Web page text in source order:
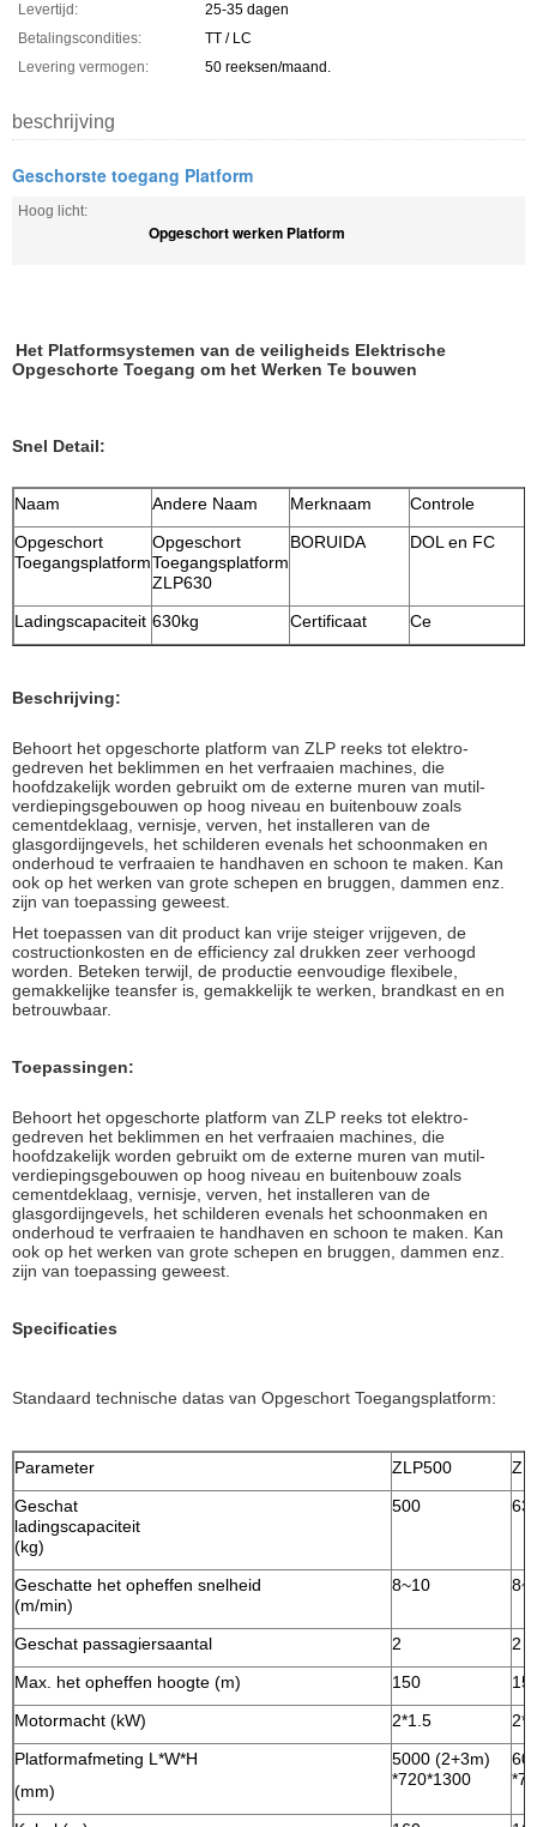
Levertijd:
25-35 dagen
Betalingscondities:
TT / LC
Levering vermogen:
50 reeksen/maand.
beschrijving
Geschorste toegang Platform
Hoog licht:
Opgeschort werken Platform
Het Platformsystemen van de veiligheids Elektrische
Opgeschorte Toegang om het Werken Te bouwen
Snel Detail:
Naam Andere Naam Merknaam
Controle
Opgeschort
Toegangsplatform
Opgeschort
Toegangsplatform
ZLP630
BORUIDA DOL en FC
Ladingscapaciteit 630kg Certificaat Ce
Beschrijving:
Behoort het opgeschorte platform van ZLP reeks tot elektro-
gedreven het beklimmen en het verfraaien machines, die
hoofdzakelijk worden gebruikt om de externe muren van mutil-
verdiepingsgebouwen op hoog niveau en buitenbouw zoals
cementdeklaag, vernisje, verven, het installeren van de
glasgordijngevels, het schilderen evenals het schoonmaken en
onderhoud te verfraaien te handhaven en schoon te maken. Kan
ook op het werken van grote schepen en bruggen, dammen enz.
zijn van toepassing geweest.
Het toepassen van dit product kan vrije steiger vrijgeven, de
costructionkosten en de efficiency zal drukken zeer verhoogd
worden. Beteken terwijl, de productie eenvoudige flexibele,
gemakkelijke teansfer is, gemakkelijk te werken, brandkast en en
betrouwbaar.
Toepassingen:
Behoort het opgeschorte platform van ZLP reeks tot elektro-
gedreven het beklimmen en het verfraaien machines, die
hoofdzakelijk worden gebruikt om de externe muren van mutil-
verdiepingsgebouwen op hoog niveau en buitenbouw zoals
cementdeklaag, vernisje, verven, het installeren van de
glasgordijngevels, het schilderen evenals het schoonmaken en
onderhoud te verfraaien te handhaven en schoon te maken. Kan
ook op het werken van grote schepen en bruggen, dammen enz.
zijn van toepassing geweest.
Specificaties
Standaard technische datas van Opgeschort Toegangsplatform:
Parameter ZLP500
Geschat
ladingscapaciteit
(kg)
500
Geschatte het opheffen snelheid
(m/min)
8~10
Geschat passagiersaantal 2
2
Max. het opheffen hoogte (m)
150
Motormacht (kW)
2*1.5
Platformafmeting L*W*H
(mm)
5000 (2+3m)
*720*1300